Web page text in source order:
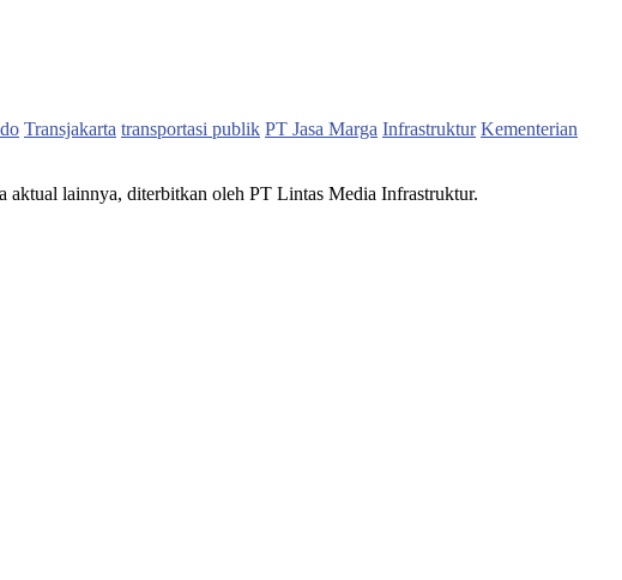
Transjakarta transportasi publik PT Jasa Marga Infrastruktur Kementerian
aktual lainnya, diterbitkan oleh PT Lintas Media Infrastruktur.